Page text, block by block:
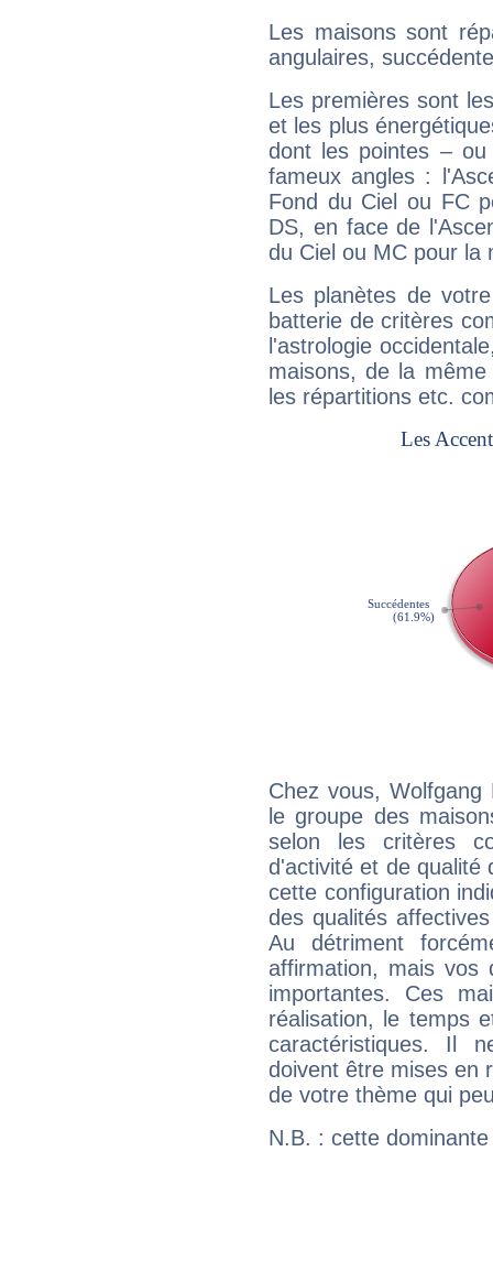
Les maisons sont
angulaires,
Les premières sont
et les plus
dont les pointes –
fameux angles :
Fond du Ciel ou FC
DS, en face de
du Ciel ou MC pour la
Les planètes de
batterie de critères
l'astrologie
maisons, de la
les répartitions etc.
Chez vous, Wolfgang
le groupe des
selon les critères
d'activité et de qualité
cette configuration
des qualités
Au détriment
affirmation, mais
importantes. Ces
réalisation, le temps
caractéristiques. Il
doivent être mises en
de votre thème qui
N.B. : cette